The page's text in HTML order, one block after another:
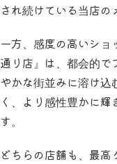
され続けている当店の
一方、感度の高いシ
通り店』は、都会的
やかな街並みに溶け込
く、より感性豊かに
す。
どちらの店舗も、最